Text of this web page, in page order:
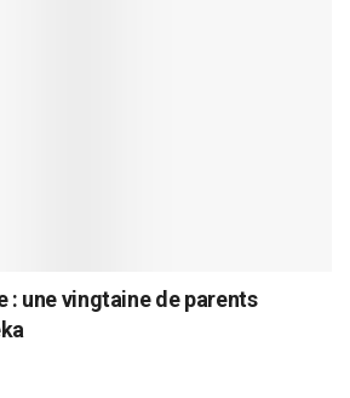
: une vingtaine de parents